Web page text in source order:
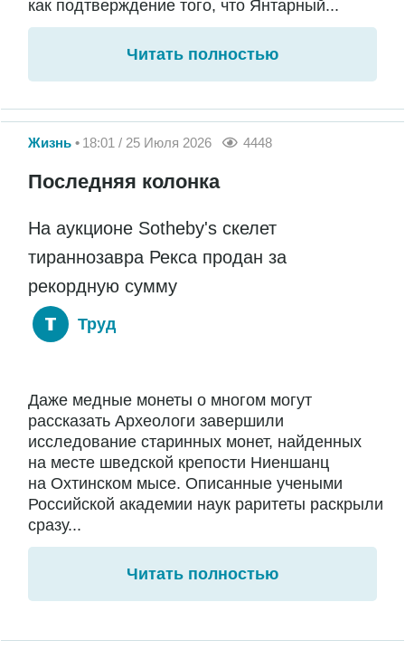
как подтверждение того, что Янтарный...
Читать полностью
Жизнь 18:01 / 25 Июля 2026 4448
Последняя колонка
На аукционе Sotheby's скелет
тираннозавра Рекса продан за
рекордную сумму
Труд
Даже медные монеты о многом могут
рассказать Археологи завершили
исследование старинных монет, найденных
на месте шведской крепости Ниеншанц
на Охтинском мысе. Описанные учеными
Российской академии наук раритеты раскрыли
сразу...
Читать полностью